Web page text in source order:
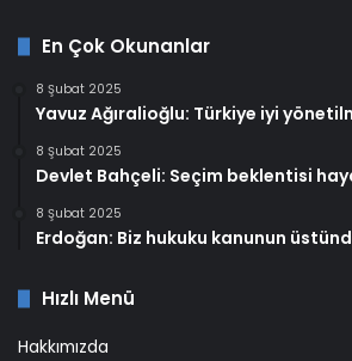
En Çok Okunanlar
8 Şubat 2025
Yavuz Ağıralioğlu: Türkiye iyi
8 Şubat 2025
Devlet Bahçeli: Seçim beklentisi
8 Şubat 2025
Erdoğan: Biz hukuku kanunun
Hızlı Menü
Hakkımızda